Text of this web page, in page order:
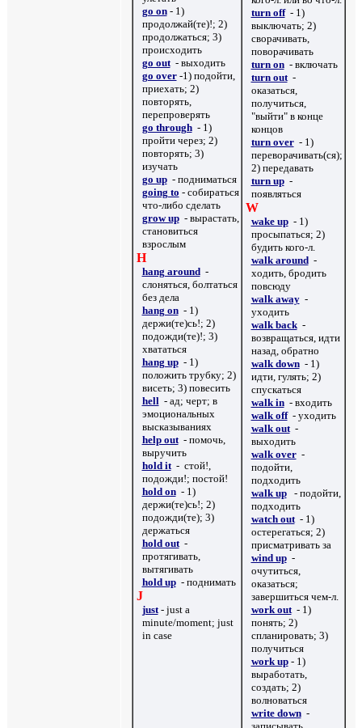
go on - 1)
продолжай(те)!; 2)
продолжаться; 3)
происходить
go out - выходить
go over -1) подойти,
приехать; 2)
повторять,
перепроверять
go through - 1)
пройти через; 2)
повторять; 3)
изучать
go up - подниматься
going to - собираться
что-либо сделать
grow up - вырастать,
становиться
взрослым
H
hang around-
слоняться, болтаться
без дела
hang on - 1)
держи(те)сь!; 2)
подожди(те)!; 3)
хвататься
hang up - 1)
положить трубку; 2)
висеть; 3) повесить
hell - ад; черт; в
эмоциональных
высказываниях
help out - помочь,
выручить
hold it- стой!,
подожди!; постой!
hold on - 1)
держи(те)сь!; 2)
подожди(те); 3)
держаться
hold out -
протягивать,
вытягивать
hold up - поднимать
J
just- just a
minute/moment; just
in case
turn off - 1)
выключать; 2)
сворачивать,
поворачивать
turn on - включать
turn out -
оказаться,
получиться,
"выйти" в конце
концов
turn over - 1)
переворачивать(ся);
2) передавать
turn up -
появляться
W
wake up - 1)
просыпаться; 2)
будить кого-л.
walk around -
ходить, бродить
повсюду
walk away -
уходить
walk back -
возвращаться, идти
назад, обратно
walk down - 1)
идти, гулять; 2)
спускаться
walk in - входить
walk off - уходить
walk out -
выходить
walk over -
подойти,
подходить
walk up
- подойти,
подходить
watch out - 1)
остерегаться; 2)
присматривать за
wind up -
очутиться,
оказаться;
завершиться чем-л.
work out - 1)
понять; 2)
спланировать; 3)
получиться
work up - 1)
выработать,
создать; 2)
волноваться
write down -